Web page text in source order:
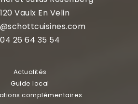
Vaulx En Velin
04 26 64 35 54
Actualités
Guide local
complémentaires